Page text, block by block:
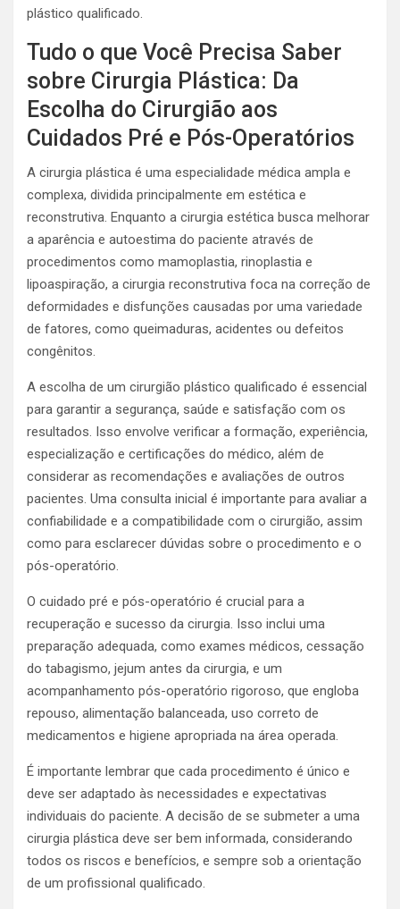
plástico qualificado.
Tudo o que Você Precisa Saber
sobre Cirurgia Plástica: Da
Escolha do Cirurgião aos
Cuidados Pré e Pós-Operatórios
A cirurgia plástica é uma especialidade médica ampla e
complexa, dividida principalmente em estética e
reconstrutiva. Enquanto a cirurgia estética busca melhorar
a aparência e autoestima do paciente através de
procedimentos como mamoplastia, rinoplastia e
lipoaspiração, a cirurgia reconstrutiva foca na correção de
deformidades e disfunções causadas por uma variedade
de fatores, como queimaduras, acidentes ou defeitos
congênitos.
A escolha de um cirurgião plástico qualificado é essencial
para garantir a segurança, saúde e satisfação com os
resultados. Isso envolve verificar a formação, experiência,
especialização e certificações do médico, além de
considerar as recomendações e avaliações de outros
pacientes. Uma consulta inicial é importante para avaliar a
confiabilidade e a compatibilidade com o cirurgião, assim
como para esclarecer dúvidas sobre o procedimento e o
pós-operatório.
O cuidado pré e pós-operatório é crucial para a
recuperação e sucesso da cirurgia. Isso inclui uma
preparação adequada, como exames médicos, cessação
do tabagismo, jejum antes da cirurgia, e um
acompanhamento pós-operatório rigoroso, que engloba
repouso, alimentação balanceada, uso correto de
medicamentos e higiene apropriada na área operada.
É importante lembrar que cada procedimento é único e
deve ser adaptado às necessidades e expectativas
individuais do paciente. A decisão de se submeter a uma
cirurgia plástica deve ser bem informada, considerando
todos os riscos e benefícios, e sempre sob a orientação
de um profissional qualificado.